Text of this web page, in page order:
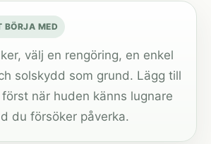
BÖRJA MED
välj en rengöring, en enkel
solskydd som grund. Lägg till
när huden känns lugnare
du försöker påverka.